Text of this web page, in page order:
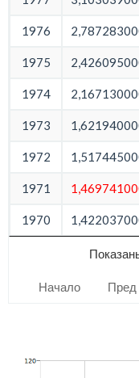
1976
1975
1974
1973
1972
1971
1970
Начало Пред